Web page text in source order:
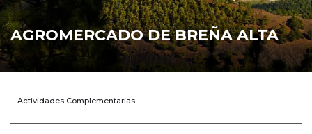
AGROMERCADO DE BREÑA ALTA
Actividades Complementarias